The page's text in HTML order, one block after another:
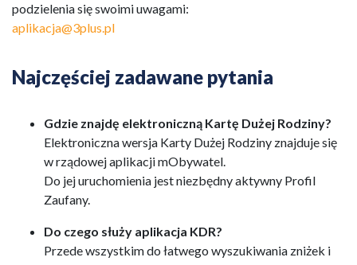
podzielenia się swoimi uwagami:
aplikacja@3plus.pl
Najczęściej zadawane pytania
Gdzie znajdę elektroniczną Kartę Dużej Rodziny?
Elektroniczna wersja Karty Dużej Rodziny znajduje się
w rządowej aplikacji mObywatel.
Do jej uruchomienia jest niezbędny aktywny Profil
Zaufany.
Do czego służy aplikacja KDR?
Przede wszystkim do łatwego wyszukiwania zniżek i